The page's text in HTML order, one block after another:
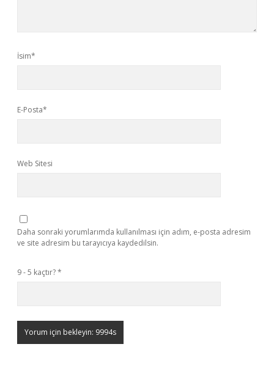
İsim*
E-Posta*
Web Sitesi
Daha sonraki yorumlarımda kullanılması için adım, e-posta adresim
ve site adresim bu tarayıcıya kaydedilsin.
9 - 5 kaçtır?*